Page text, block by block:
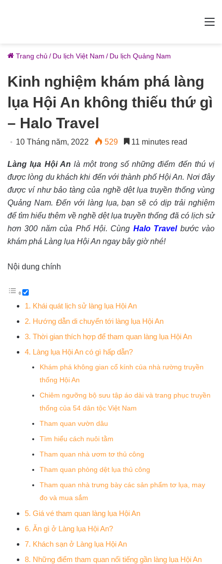
Trang chủ / Du lịch Việt Nam / Du lịch Quảng Nam
Kinh nghiệm khám phá làng
lụa Hội An không thiếu thứ gì
– Halo Travel
10 Tháng năm, 2022 529 11 minutes read
Làng lụa Hội An là một trong số những điểm đến thú vị
được lòng du khách khi đến với thành phố Hội An. Nơi đây
được ví như bảo tàng của nghề dệt lụa truyền thống vùng
Quảng Nam. Đến với làng lụa, bạn sẽ có dịp trải nghiệm
để tìm hiểu thêm về nghề dệt lụa truyền thống đã có lịch sử
hơn 300 năm của Phố Hội. Cùng Halo Travelbước vào
khám phá Làng lụa Hội An ngay bây giờ nhé!
Nội dung chính
1. Khái quát lịch sử làng lụa Hội An
2. Hướng dẫn di chuyển tới làng lụa Hội An
3. Thời gian thích hợp để tham quan làng lụa Hội An
4. Làng lụa Hội An có gì hấp dẫn?
Khám phá không gian cổ kính của nhà rường truyền
thống Hội An
Chiêm ngưỡng bộ sưu tập áo dài và trang phục truyền
thống của 54 dân tộc Việt Nam
Tham quan vườn dâu
Tìm hiểu cách nuôi tằm
Tham quan nhà ươm tơ thủ công
Tham quan phòng dệt lụa thủ công
Tham quan nhà trưng bày các sản phẩm tơ lụa, may
đo và mua sắm
5. Giá vé tham quan làng lụa Hội An
6. Ăn gì ở Làng lụa Hội An?
7. Khách sạn ở Làng lụa Hội An
8. Những điểm tham quan nổi tiếng gần làng lụa Hội An